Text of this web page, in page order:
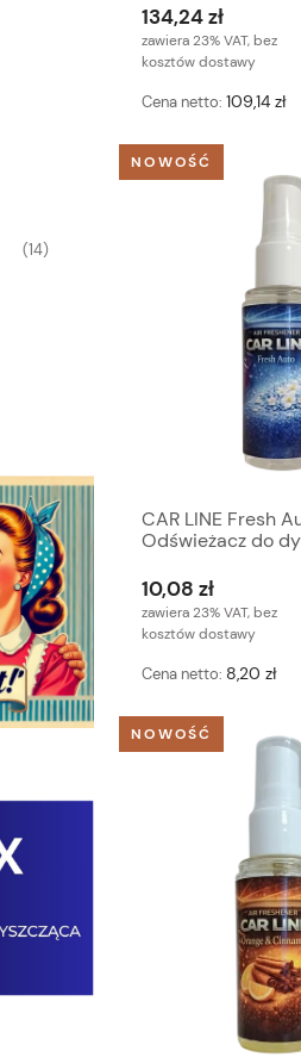
(14)
134,24 zł
zawiera 23% VAT, bez
kosztów dostawy
Cena netto: 109,14 zł
CAR LINE Fresh
Odświeżacz do
10,08 zł
zawiera 23% VAT, bez
kosztów dostawy
Cena netto: 8,20 zł
NOWOŚĆ
NOWOŚĆ